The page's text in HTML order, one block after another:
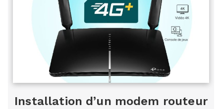
Installation d’un modem routeur